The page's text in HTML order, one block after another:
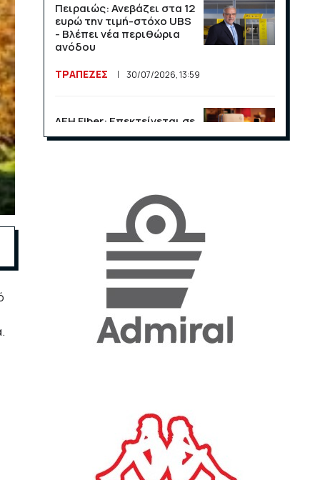
Πειραιώς: Ανεβάζει στα 12
ευρώ την τιμή-στόχο UBS
- Βλέπει νέα περιθώρια
ανόδου
ΤΡΑΠΕΖΕΣ 30/07/2026, 13:59
ΔΕΗ Fiber: Επεκτείνεται σε
15 νέες περιοχές σε Αττική
«Η ακρίβεια «γονατίζει»
την κοινωνία - Νέα μεγάλη
έρευνα της Pulse για το
ΟΙΚΟΝΟΜΙΑ 23/07/2026, 12:50
Aktor: Δεν θα γίνουν
δεκτές προσφορές κάτω
Κ. Πιερρακάκης: Νέα
εποχή για το Ολυμπιακό
Κωπηλατοδρόμιο - Η